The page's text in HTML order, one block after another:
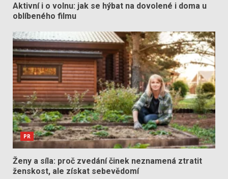
Aktivní i o volnu: jak se hýbat na dovolené i doma u
oblíbeného filmu
PR
Ženy a síla: proč zvedání činek neznamená ztratit
ženskost, ale získat sebevědomí